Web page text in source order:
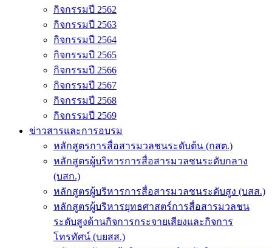
กิจกรรมปี 2562
กิจกรรมปี 2563
กิจกรรมปี 2564
กิจกรรมปี 2565
กิจกรรมปี 2566
กิจกรรมปี 2567
กิจกรรมปี 2568
กิจกรรมปี 2569
ข่าวสารและการอบรม
หลักสูตรการสื่อสารมวลชนระดับต้น (กสต.)
หลักสูตรผู้บริหารการสื่อสารมวลชนระดับกลาง
(บสก.)
หลักสูตรผู้บริหารการสื่อสารมวลชนระดับสูง (บสส.)
หลักสูตรผู้บริหารยุทธศาสตร์การสื่อสารมวลชน
ระดับสูงด้านกิจการกระจายเสียงและกิจการ
โทรทัศน์ (บยสส.)